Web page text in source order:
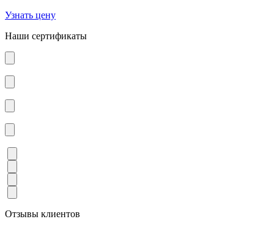
Узнать цену
Наши сертификаты
Отзывы клиентов